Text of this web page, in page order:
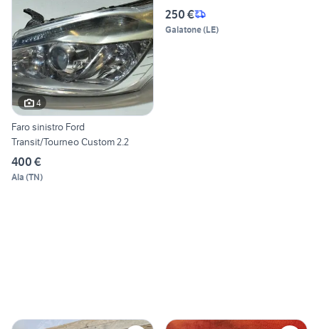
4
Faro sinistro Ford
Transit/Tourneo Custom 2.2
400 €
Ala (TN)
250 €
Galatone(LE)